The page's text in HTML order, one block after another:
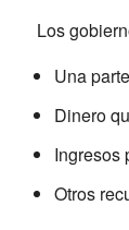
Los
Una
Dinero
Ingresos
Otros